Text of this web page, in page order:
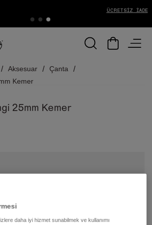
Aksesuar
Çanta
Kemer
25mm Kemer
daha iyi hizmet sunabilmek ve kullanımı